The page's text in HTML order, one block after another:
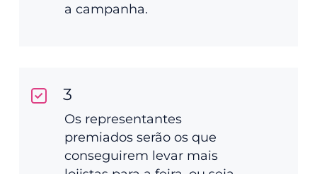
a campanha.
3
Os representantes
premiados serão os que
conseguirem levar mais